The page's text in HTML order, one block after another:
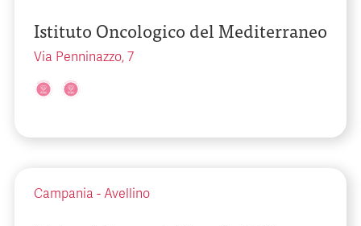
Istituto Oncologico del Mediterraneo
Via Penninazzo, 7
Campania - Avellino